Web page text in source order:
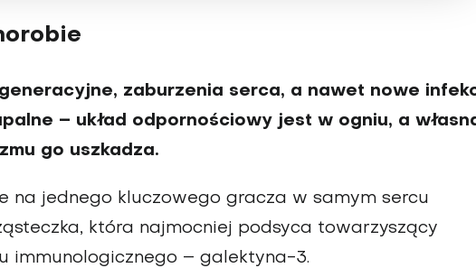
zaburzenia serca, a nawet nowe
– układ odpornościowy jest w ogniu, a
go uszkadza.
na jednego kluczowego gracza w samym sercu
która najmocniej podsyca towarzyszący
immunologicznego – galektyna-3.